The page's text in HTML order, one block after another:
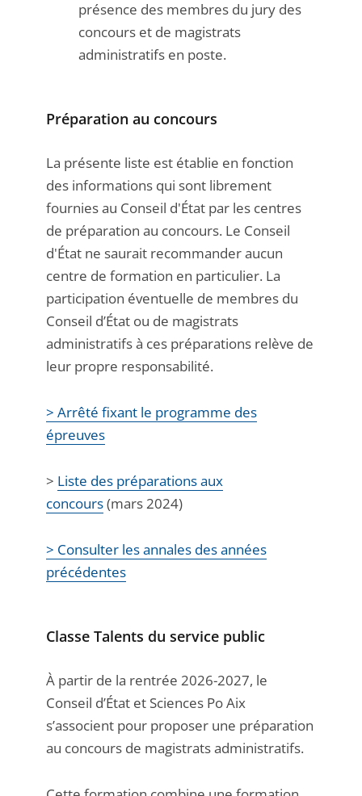
présence des membres du jury des
concours et de magistrats
administratifs en poste.
Préparation au concours
La présente liste est établie en fonction
des informations qui sont librement
fournies au Conseil d'État par les centres
de préparation au concours. Le Conseil
d'État ne saurait recommander aucun
centre de formation en particulier. La
participation éventuelle de membres du
Conseil d’État ou de magistrats
administratifs à ces préparations relève de
leur propre responsabilité.
> Arrêté fixant le programme des
épreuves
> Liste des préparations aux
concours(mars 2024)
> Consulter les annales des années
précédentes
Classe Talents du service public
À partir de la rentrée 2026-2027, le
Conseil d’État et Sciences Po Aix
s’associent pour proposer une préparation
au concours de magistrats administratifs.